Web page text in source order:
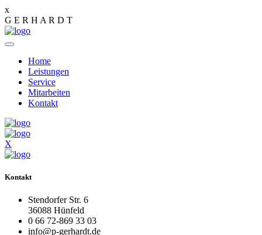
x
G E R H A R D T
Home
Leistungen
Service
Mitarbeiten
Kontakt
X
Kontakt
Stendorfer Str. 6
36088 Hünfeld
0 66 72-869 33 03
info@p-gerhardt.de